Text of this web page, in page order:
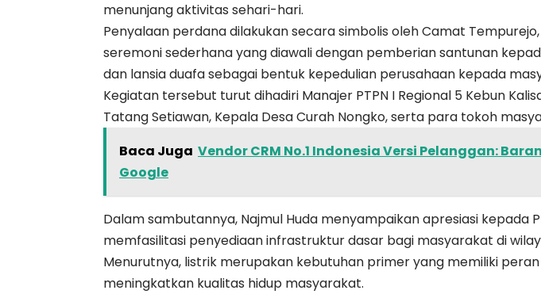
menunjang aktivitas sehari-hari.
Penyalaan perdana dilakukan secara simbolis oleh Camat Tempurejo,
seremoni sederhana yang diawali dengan pemberian santunan
dan lansia duafa sebagai bentuk kepedulian perusahaan kepada
Kegiatan tersebut turut dihadiri Manajer PTPN I Regional 5 Kebun
Tatang Setiawan, Kepala Desa Curah Nongko, serta para tokoh
Baca Juga Vendor CRM No.1 Indonesia Versi Pelanggan:
Google
Dalam sambutannya, Najmul Huda menyampaikan apresiasi kepada
memfasilitasi penyediaan infrastruktur dasar bagi masyarakat di
Menurutnya, listrik merupakan kebutuhan primer yang memiliki
meningkatkan kualitas hidup masyarakat.